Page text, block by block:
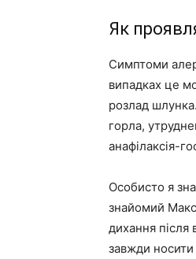
Як
Симптоми
випадках це
розлад
горла,
анафілаксія-
Особисто я
знайомий
дихання після
завжди носити